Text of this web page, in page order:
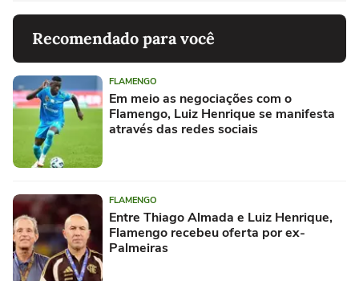
Recomendado para você
FLAMENGO
Em meio as negociações com o
Flamengo, Luiz Henrique se manifesta
através das redes sociais
FLAMENGO
Entre Thiago Almada e Luiz Henrique,
Flamengo recebeu oferta por ex-
Palmeiras